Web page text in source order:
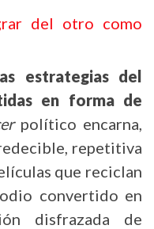
del otro como
estrategias del
en forma de
político encarna,
repetitiva
que reciclan
convertido en
disfrazada de